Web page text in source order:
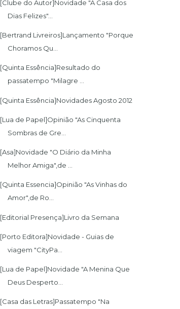
[Clube do Autor]Novidade "A Casa dos
Dias Felizes"...
[Bertrand Livreiros]Lançamento "Porque
Choramos Qu...
[Quinta Essência]Resultado do
passatempo "Milagre ...
[Quinta Essência]Novidades Agosto 2012
[Lua de Papel]Opinião "As Cinquenta
Sombras de Gre...
[Asa]Novidade "O Diário da Minha
Melhor Amiga",de ...
[Quinta Essencia]Opinião "As Vinhas do
Amor",de Ro...
[Editorial Presença]Livro da Semana
[Porto Editora]Novidade - Guias de
viagem "CityPa...
[Lua de Papel]Novidade "A Menina Que
Deus Desperto...
[Casa das Letras]Passatempo "Na